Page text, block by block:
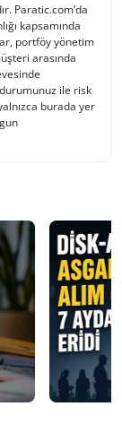
Paratic.com’da
kapsamında
portföy yönetim
arasında
ile risk
burada yer